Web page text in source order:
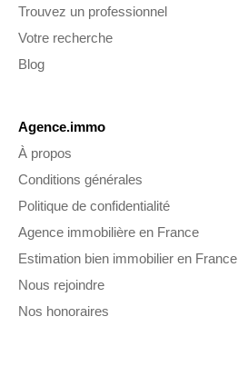
Trouvez un professionnel
Votre recherche
Blog
Agence.immo
À propos
Conditions générales
Politique de confidentialité
Agence immobilière en France
Estimation bien immobilier en France
Nous rejoindre
Nos honoraires